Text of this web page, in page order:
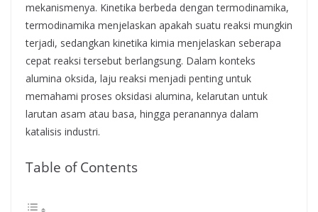
mekanismenya. Kinetika berbeda dengan termodinamika,
termodinamika menjelaskan apakah suatu reaksi mungkin
terjadi, sedangkan kinetika kimia menjelaskan seberapa
cepat reaksi tersebut berlangsung. Dalam konteks
alumina oksida, laju reaksi menjadi penting untuk
memahami proses oksidasi alumina, kelarutan untuk
larutan asam atau basa, hingga peranannya dalam
katalisis industri.
Table of Contents